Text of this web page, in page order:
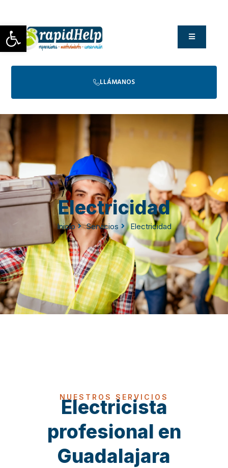
Abrir barra de herramientas
LLÁMANOS
Electricidad
Inicio Servicios Electricidad
NUESTROS SERVICIOS
Electricista
profesional en
Guadalajara